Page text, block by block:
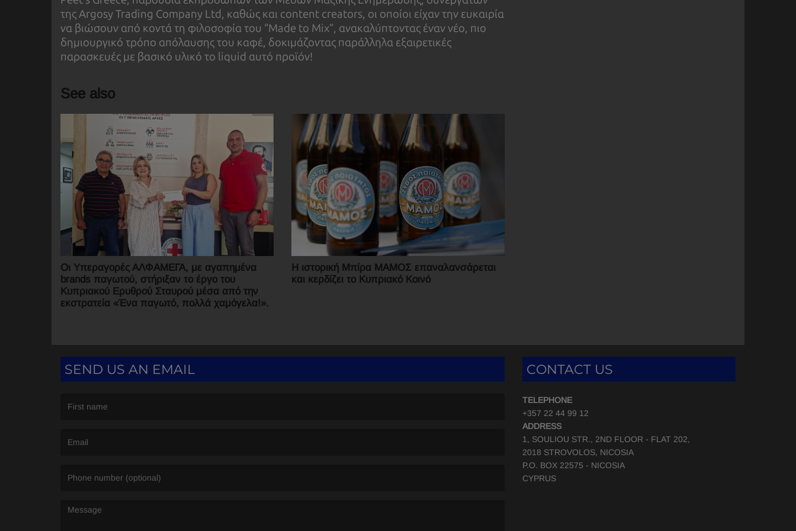
της Argosy Trading Company Ltd, καθώς και content creators, οι οποίοι είχαν την ευκαιρία
να βιώσουν από κοντά τη φιλοσοφία του “Made to Mix”, ανακαλύπτοντας έναν νέο, πιο
δημιουργικό τρόπο απόλαυσης του καφέ, δοκιμάζοντας παράλληλα εξαιρετικές
παρασκευές με βασικό υλικό το liquid αυτό προϊόν!
See also
Οι Υπεραγορές ΑΛΦΑΜΕΓΑ, με αγαπημένα
brands παγωτού, στήριξαν το έργο του
Κυπριακού Ερυθρού Σταυρού μέσα από την
εκστρατεία «Ένα παγωτό, πολλά χαμόγελα!».
Η ιστορική Μπίρα ΜΑΜΟΣ επαναλανσάρεται
και κερδίζει το Κυπριακό Κοινό
SEND US AN EMAIL CONTACT US
TELEPHONE
+357 22 44 99 12
ADDRESS
1, SOULIOU STR., 2ND FLOOR - FLAT 202,
2018 STROVOLOS, NICOSIA
P.O. BOX 22575 - NICOSIA
CYPRUS